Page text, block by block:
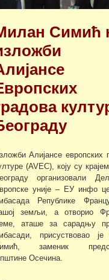
Симић
Алијансе европских
(AVEC), коју су
организовали
уније – ЕУ инфо
Републике
земљи, а отворио
аташе за сарадњу
присуствовао
заменик
Осечина.